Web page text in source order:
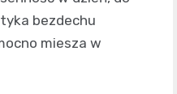
bezdechu
miesza w